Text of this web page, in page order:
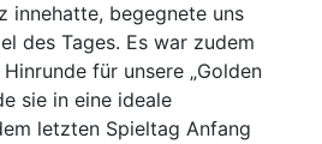
innehatte, begegnete uns
des Tages. Es war zudem
für unsere „Golden
sie in eine ideale
letzten Spieltag Anfang